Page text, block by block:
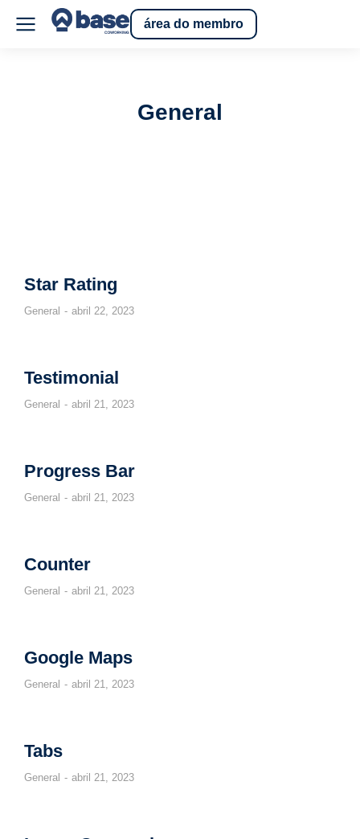
área do membro
General
Star Rating
General abril 22, 2023
Testimonial
General abril 21, 2023
Progress Bar
General abril 21, 2023
Counter
General abril 21, 2023
Google Maps
General abril 21, 2023
Tabs
General abril 21, 2023